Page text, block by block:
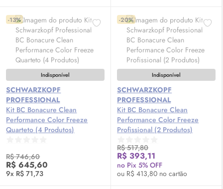
-13%
Indisponível
SCHWARZKOPF
PROFESSIONAL
Kit BC Bonacure Clean
Performance Color Freeze
Quarteto (4 Produtos)
R$ 746,60
R$ 645,60
9x R$ 71,73
-20%
Indisponível
SCHWARZKOPF
PROFESSIONAL
Kit BC Bonacure Clean
Performance Color Freeze
Profissional (2 Produtos)
R$ 517,80
R$ 393,11
no Pix 5% OFF
ou R$ 413,80 no cartão